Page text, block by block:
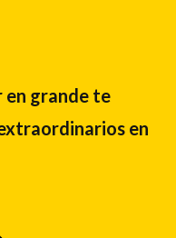
en grande te
en